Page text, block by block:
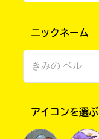
ニックネーム
アイコンを選ぶ